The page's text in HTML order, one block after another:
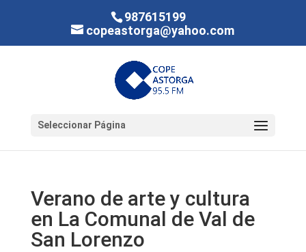
987615199
copeastorga@yahoo.com
Seleccionar Página
Verano de arte y cultura
en La Comunal de Val de
San Lorenzo